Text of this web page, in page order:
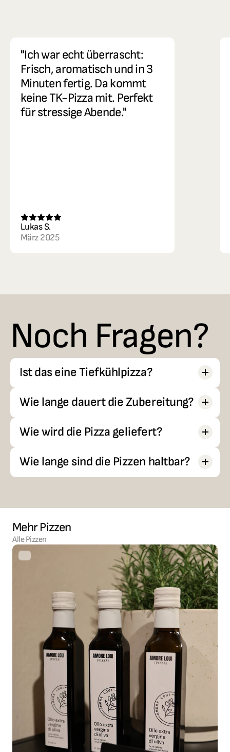
"Ich war echt überrascht:
Frisch, aromatisch und in 3
Minuten fertig. Da kommt
keine TK-Pizza mit. Perfekt
für stressige Abende."
Lukas S.
März 2025
Noch Fragen?
Ist das eine Tiefkühlpizza?
Wie lange dauert die Zubereitung?
Wie wird die Pizza geliefert?
Wie lange sind die Pizzen haltbar?
Mehr Pizzen
Alle Pizzen